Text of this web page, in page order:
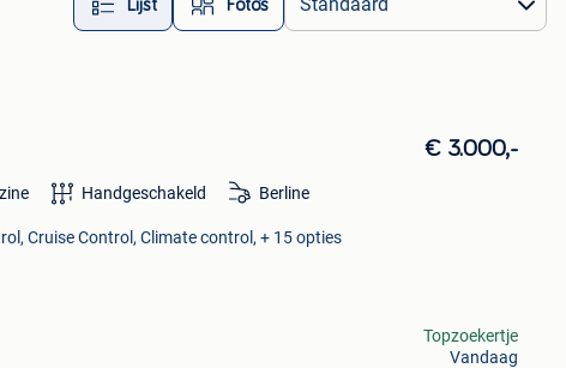
Lijst Foto’s
€ 3.000,-
Handgeschakeld Berline
Cruise Control, Climate control, + 15 opties
Topzoekertje
Vandaag